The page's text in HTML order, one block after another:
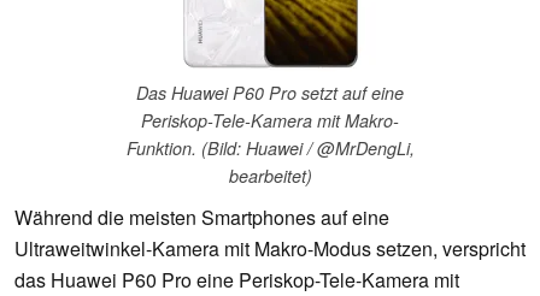
Das Huawei P60 Pro setzt auf eine
Periskop-Tele-Kamera mit Makro-
Funktion. (Bild: Huawei / @MrDengLi,
bearbeitet)
Während die meisten Smartphones auf eine
Ultraweitwinkel-Kamera mit Makro-Modus setzen, verspricht
das Huawei P60 Pro eine Periskop-Tele-Kamera mit